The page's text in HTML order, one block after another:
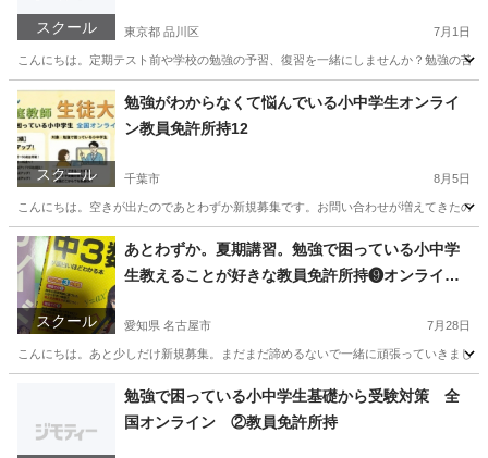
スクール 東京都 品川区 7月1日
こんにちは。定期テスト前や学校の勉強の予習、復習を一緒にしませんか？勉強の
東京 品川区 家庭教師 小学生
スクール
勉強がわからなくて悩んでいる小中学生オンライ
ン教員免許所持12
千葉市 8月5日
こんにちは。空きが出たのであとわずか新規募集です。お問い合わせが増えてきたの
千葉 千葉市 家庭教師 算数
スクール
あとわずか。夏期講習。勉強で困っている小中学
生教えることが好きな教員免許所持❾オンライン
愛知県 名古屋市 7月28日
こんにちは。あと少しだけ新規募集。まだまだ諦めるないで一緒に頑張っていきま
家庭教師 理科
勉強で困っている小中学生基礎から受験対策 全
国オンライン ②教員免許所持